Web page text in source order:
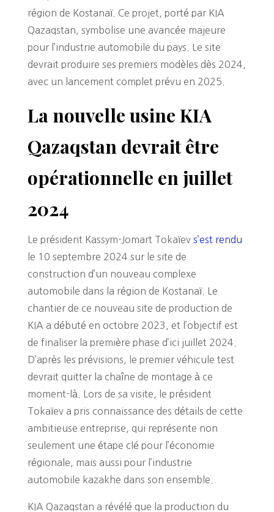
région de Kostanaï. Ce projet, porté par KIA
Qazaqstan, symbolise une avancée majeure
pour l’industrie automobile du pays. Le site
devrait produire ses premiers modèles dès 2024,
avec un lancement complet prévu en 2025.
La nouvelle usine KIA
Qazaqstan devrait être
opérationnelle en juillet
2024
Le président Kassym-Jomart Tokaïev s’est rendu
le 10 septembre 2024 sur le site de
construction d’un nouveau complexe
automobile dans la région de Kostanaï. Le
chantier de ce nouveau site de production de
KIA a débuté en octobre 2023, et l’objectif est
de finaliser la première phase d’ici juillet 2024.
D’après les prévisions, le premier véhicule test
devrait quitter la chaîne de montage à ce
moment-là. Lors de sa visite, le président
Tokaïev a pris connaissance des détails de cette
ambitieuse entreprise, qui représente non
seulement une étape clé pour l’économie
régionale, mais aussi pour l’industrie
automobile kazakhe dans son ensemble.
KIA Qazaqstan a révélé que la production du